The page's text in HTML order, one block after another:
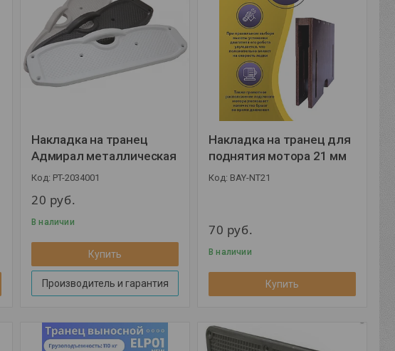
Накладка на транец
Адмирал металлическая
PT-2034001
20 руб.
В наличии
Купить
Производитель и гарантия
Накладка на транец для
поднятия мотора 21 мм
BAY-NT21
70 руб.
В наличии
Купить